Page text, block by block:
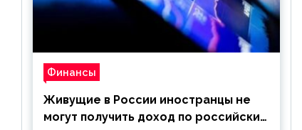
Финансы
Живущие в России иностранцы не
могут получить доход по российским